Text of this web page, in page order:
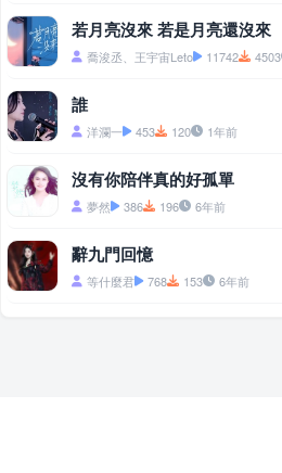
若月亮沒來 若是月亮還沒來
喬浚丞、王宇宙Leto 11742 4503
誰
洋瀾一 453 120 1年前
沒有你陪伴真的好孤單
夢然 386 196 6年前
辭九門回憶
等什麼君 768 153 6年前